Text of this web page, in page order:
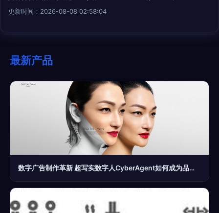
更新时间：2026-08-08 02:58:04
最新产品
数字广告制作革新 超写实数字人CyberAgent如何成为品牌新宠